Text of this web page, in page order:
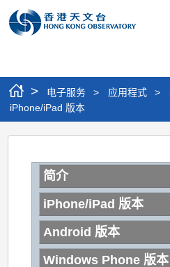
> 电子服务 > 应用程式 >
iPhone/iPad 版本
iPhone/iPad
简介
iPhone/iPad 版本
Android 版本
Windows Phone 版本